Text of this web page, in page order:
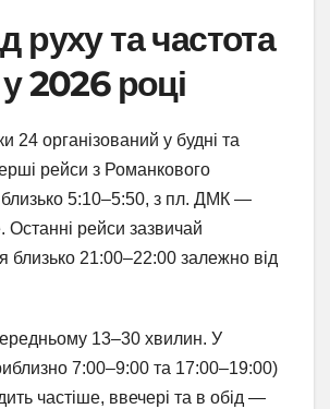
руху та частота
2026 році
24 організований у будні та
рейси з Романкового
5:10–5:50, з пл. ДМК —
Останні рейси зазвичай
близько 21:00–22:00 залежно від
13–30 хвилин. У
7:00–9:00 та 17:00–19:00)
частіше, ввечері та в обід —